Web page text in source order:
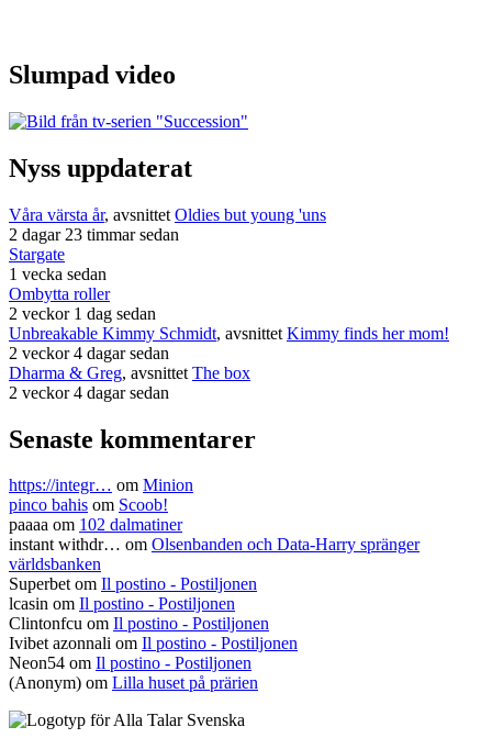
Slumpad video
Nyss uppdaterat
Våra värsta år, avsnittet Oldies but young 'uns
2 dagar 23 timmar sedan
Stargate
1 vecka sedan
Ombytta roller
2 veckor 1 dag sedan
Unbreakable Kimmy Schmidt, avsnittet Kimmy finds her mom!
2 veckor 4 dagar sedan
Dharma & Greg, avsnittet The box
2 veckor 4 dagar sedan
Senaste kommentarer
https://integr… om Minion
pinco bahis om Scoob!
paaaa om 102 dalmatiner
instant withdr… om Olsenbanden och Data-Harry spränger
världsbanken
Superbetom Il postino - Postiljonen
lcasin om Il postino - Postiljonen
Clintonfcu om Il postino - Postiljonen
Ivibet azonnali om Il postino - Postiljonen
Neon54 om Il postino - Postiljonen
(Anonym) om Lilla huset på prärien